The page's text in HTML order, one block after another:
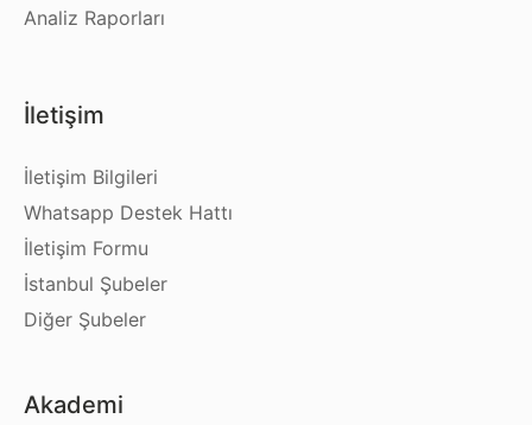
Analiz Raporları
İletişim
İletişim Bilgileri
Whatsapp Destek Hattı
İletişim Formu
İstanbul Şubeler
Diğer Şubeler
Akademi